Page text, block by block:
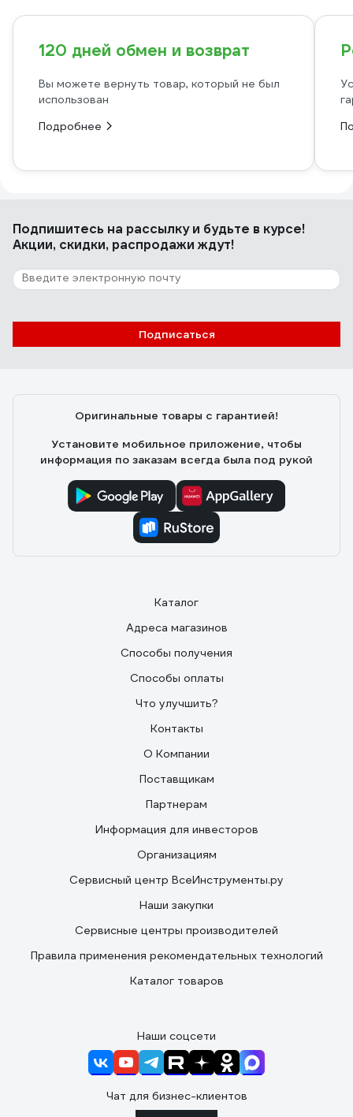
120 дней обмен и возврат
Вы можете вернуть товар, который не был
использован
Подробнее
Подпишитесь на рассылкуи будьте в курсе!
Акции, скидки, распродажи ждут!
Подписаться
Оригинальные товары с гарантией!
Установите мобильное приложение, чтобы
информация по заказам всегда была под рукой
Каталог
Адреса магазинов
Способы получения
Способы оплаты
Что улучшить?
Контакты
О Компании
Поставщикам
Партнерам
Информация для инвесторов
Организациям
Сервисный центр ВсеИнструменты.ру
Наши закупки
Сервисные центры производителей
Правила применения рекомендательных технологий
Каталог товаров
Наши соцсети
Чат для бизнес-клиентов